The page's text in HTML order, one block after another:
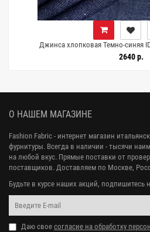
Джинса хлопковая Темно-синяя
2640 р.
О НАШЕМ МАГАЗИНЕ
Fashion Fabric - интернет магазин
фурнитуры. Всегда в наличии - тысячи
на любой вкус. Прямые поставки от
поставщиков. Доставляем по Москве,
Будьте в курсе наших акций, подпишитесь
Даю свое согласие на обработку